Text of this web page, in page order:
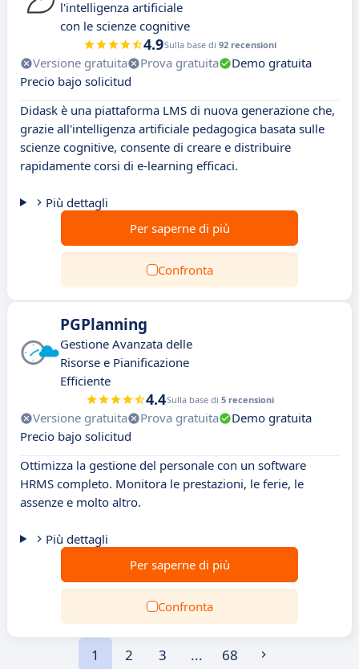
l'intelligenza artificiale
con le scienze cognitive
4.9Sulla base di 92 recensioni
Versione gratuita Prova gratuita
Demo gratuita
Precio bajo solicitud
Didask è una piattaforma LMS di nuova generazione che,
grazie all'intelligenza artificiale pedagogica basata sulle
scienze cognitive, consente di creare e distribuire
rapidamente corsi di e-learning efficaci.
Più dettagli
Per saperne di più
Confronta
PGPlanning
Gestione Avanzata delle
Risorse e Pianificazione
Efficiente
4.4Sulla base di 5 recensioni
Versione gratuita Prova gratuita
Demo gratuita
Precio bajo solicitud
Ottimizza la gestione del personale con un software
HRMS completo. Monitora le prestazioni, le ferie, le
assenze e molto altro.
Più dettagli
Per saperne di più
Confronta
1 2 3 ... 68